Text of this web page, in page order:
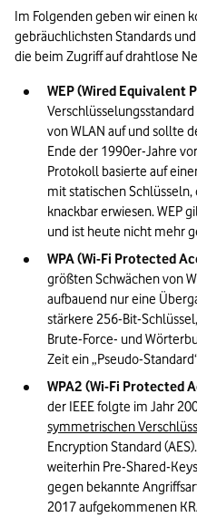
Im Folgenden geben wir einen
gebräuchlichsten Standards
die beim Zugriff auf drahtlose
WEP (Wired Equivalent
von WLAN auf und sollte
Ende der 1990er-Jahre
Protokoll basierte auf
mit statischen
knackbar erwiesen. WEP
und ist heute nicht mehr
WPA (Wi-Fi Protected
größten Schwächen von
aufbauend nur eine
stärkere 256-Bit-
Brute-Force- und
Zeit ein „Pseudo-
WPA2 (Wi-Fi Protected
symmetrischen
Encryption Standard
weiterhin Pre-Shared-
gegen bekannte
2017 aufgekommenen